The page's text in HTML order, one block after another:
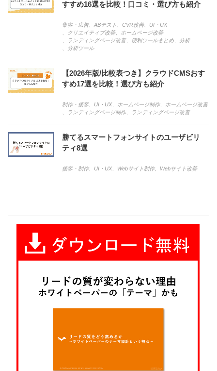
すすめ16選を比較！口コミ・選び方も紹介
集客・広告、 ABテスト CVR改善、 UI・UX
クリエイティブ改善、 ホームページ改善
ランディングページ改善、 便利ツールまとめ
分析
分析ツール
【2026年版/比較表つき】クラウドCMSおす
すめ17選を比較！選び方も紹介
制作・接客、 UI・UX、 ホームページ制作、 ホームページ改善
ランディングページ制作、 ランディングページ改善
勝てるスマートフォンサイトのユーザビリ
ティ8選
接客・制作、 UI・UX、 Webサイト制作、 Webサイト改善